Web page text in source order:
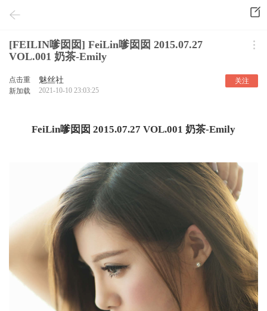
[FEILIN嗲囡囡] FeiLin嗲囡囡 2015.07.27
VOL.001 奶茶-Emily
点击重
新加载
魅丝社
2021-10-10 23:03:25
关注
FeiLin嗲囡囡 2015.07.27 VOL.001 奶茶-Emily